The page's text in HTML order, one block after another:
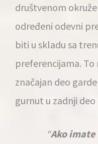
društvenom
određeni odevni
biti u skladu sa
preferencijama.
značajan deo
gurnut u zadnji
Ako imate